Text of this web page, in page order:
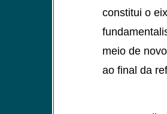
constitui o
meio de
ao final da